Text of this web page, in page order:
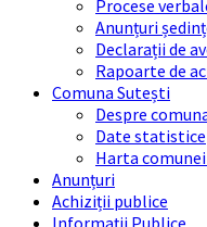
Procese
Anunțuri
Declarații de
Rapoarte de
Comuna Sutești
Despre
Date statistice
Harta
Anunțuri
Achiziții publice
Informații Publice